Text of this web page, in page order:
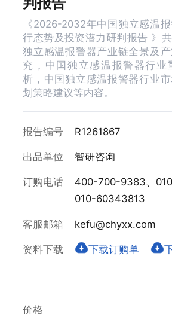
《2026-2032年中国独立感温
行态势及投资潜力研判报告 》
独立感温报警器产业链全景及
究，中国独立感温报警器行业
析，中国独立感温报警器行业
划策略建议等内容。
报告编号 R1261867
出品单位 智研咨询
订购电话
400-700-9383、
010-60343813
客服邮箱 kefu@chyxx.com
资料下载 下载订购单
价格